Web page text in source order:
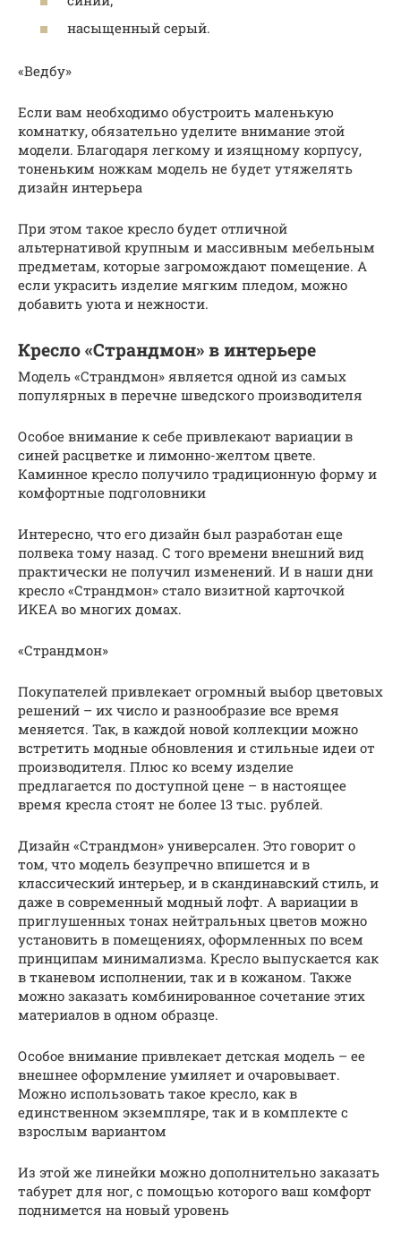
насыщенный серый.
«Ведбу»
Если вам необходимо обустроить маленькую
комнатку, обязательно уделите внимание этой
модели. Благодаря легкому и изящному корпусу,
тоненьким ножкам модель не будет утяжелять
дизайн интерьера
При этом такое кресло будет отличной
альтернативой крупным и массивным мебельным
предметам, которые загромождают помещение. А
если украсить изделие мягким пледом, можно
добавить уюта и нежности.
Кресло «Страндмон» в интерьере
Модель «Страндмон» является одной из самых
популярных в перечне шведского производителя
Особое внимание к себе привлекают вариации в
синей расцветке и лимонно-желтом цвете.
Каминное кресло получило традиционную форму и
комфортные подголовники
Интересно, что его дизайн был разработан еще
полвека тому назад. С того времени внешний вид
практически не получил изменений. И в наши дни
кресло «Страндмон» стало визитной карточкой
ИКЕА во многих домах.
«Страндмон»
Покупателей привлекает огромный выбор цветовых
решений – их число и разнообразие все время
меняется. Так, в каждой новой коллекции можно
встретить модные обновления и стильные идеи от
производителя. Плюс ко всему изделие
предлагается по доступной цене – в настоящее
время кресла стоят не более 13 тыс. рублей.
Дизайн «Страндмон» универсален. Это говорит о
том, что модель безупречно впишется и в
классический интерьер, и в скандинавский стиль, и
даже в современный модный лофт. А вариации в
приглушенных тонах нейтральных цветов можно
установить в помещениях, оформленных по всем
принципам минимализма. Кресло выпускается как
в тканевом исполнении, так и в кожаном. Также
можно заказать комбинированное сочетание этих
материалов в одном образце.
Особое внимание привлекает детская модель – ее
внешнее оформление умиляет и очаровывает.
Можно использовать такое кресло, как в
единственном экземпляре, так и в комплекте с
взрослым вариантом
Из этой же линейки можно дополнительно заказать
табурет для ног, с помощью которого ваш комфорт
поднимется на новый уровень